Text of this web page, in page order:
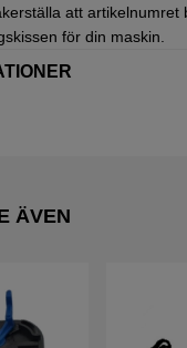
att artikelnumret
för din maskin.
ÄVEN